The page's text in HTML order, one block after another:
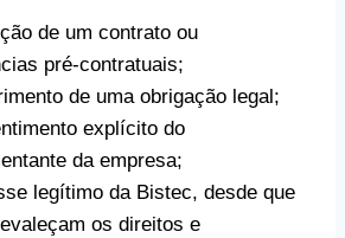
de um contrato ou
pré-contratuais;
de uma obrigação legal;
explícito do
da empresa;
legítimo da Bistec, desde que
os direitos e